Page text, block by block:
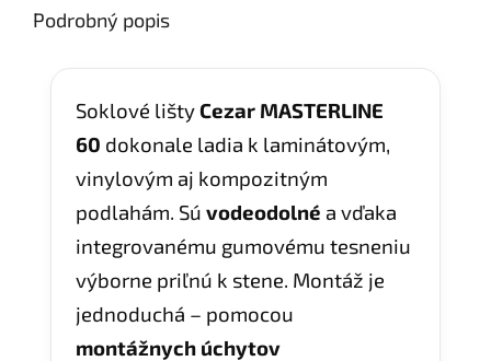
Podrobný popis
Soklové lištyCezar MASTERLINE
60 dokonale ladia k laminátovým,
vinylovým aj kompozitným
podlahám. Sú vodeodolné a vďaka
integrovanému gumovému tesneniu
výborne priľnú k stene. Montáž je
jednoduchá – pomocou
montážnych úchytov